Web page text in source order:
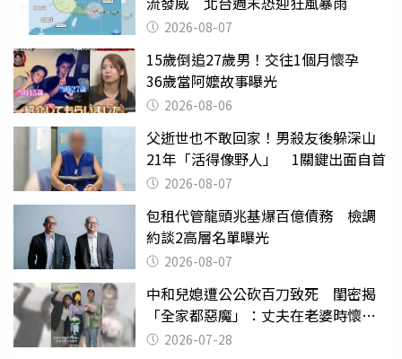
2026-08-07
15歲倒追27歲男！交往1個月懷孕
36歲當阿嬤故事曝光
2026-08-06
父逝世也不敢回家！男殺友後躲深山
21年「活得像野人」 1關鍵出面自首
2026-08-07
包租代管龍頭兆基爆百億債務 檢調
約談2高層名單曝光
2026-08-07
中和兒媳遭公公砍百刀致死 閨密揭
「全家都惡魔」：丈夫在老婆時懷孕
摔東西
2026-07-28